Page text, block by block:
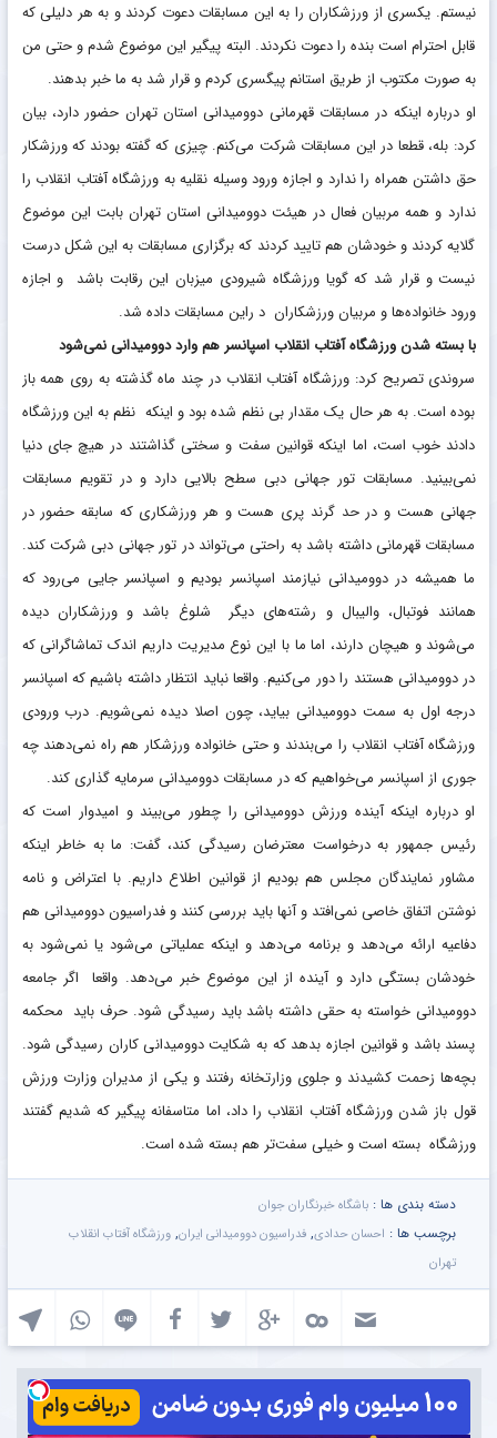
نیستم. یکسری از ورزشکاران را به این مسابقات دعوت کردند و به هر دلیلی که
قابل احترام است بنده را دعوت نکردند. البته پیگیر این موضوع شدم و حتی من
به صورت مکتوب از طریق استانم پیگسری کردم و قرار شد به ما خبر بدهند.
او درباره اینکه در مسابقات قهرمانی دوومیدانی استان تهران حضور دارد، بیان
کرد: بله، قطعا در این مسابقات شرکت می‌کنم. چیزی که گفته بودند که ورزشکار
حق داشتن همراه را ندارد و اجازه ورود وسیله نقلیه به ورزشگاه آفتاب انقلاب را
ندارد و همه مربیان فعال در هیئت دوومیدانی استان تهران بابت این موضوع
گلایه کردند و خودشان هم تایید کردند که برگزاری مسابقات به این شکل درست
نیست و قرار شد که گویا ورزشگاه شیرودی میزبان این رقابت باشد و اجازه
ورود خانواده‌ها و مربیان ورزشکاران د راین مسابقات داده شد.
با بسته شدن ورزشگاه آفتاب انقلاب اسپانسر هم وارد دوومیدانی نمی‌شود
سروندی تصریح کرد: ورزشگاه آفتاب انقلاب در چند ماه گذشته به روی همه باز
بوده است. به هر حال یک مقدار بی نظم شده بود و اینکه نظم به این ورزشگاه
دادند خوب است، اما اینکه قوانین سفت و سختی گذاشتند در هیچ جای دنیا
نمی‌بینید. مسابقات تور جهانی دبی سطح بالایی دارد و در تقویم مسابقات
جهانی هست و در حد گرند پری هست و هر ورزشکاری که سابقه حضور در
مسابقات قهرمانی داشته باشد به راحتی می‌تواند در تور جهانی دبی شرکت کند.
ما همیشه در دوومیدانی نیازمند اسپانسر بودیم و اسپانسر جایی می‌رود که
همانند فوتبال، والیبال و رشته‌های دیگر شلوغ باشد و ورزشکاران دیده
می‌شوند و هیچان دارند، اما ما با این نوع مدیریت داریم اندک تماشاگرانی که
در دوومیدانی هستند را دور می‌کنیم. واقعا نباید انتظار داشته باشیم که اسپانسر
درجه اول به سمت دوومیدانی بیاید، چون اصلا دیده نمی‌شویم. درب ورودی
ورزشگاه آفتاب انقلاب را می‌بندند و حتی خانواده ورزشکار هم راه نمی‌دهند چه
جوری از اسپانسر می‌خواهیم که در مسابقات دوومیدانی سرمایه گذاری کند.
او درباره اینکه آینده ورزش دوومیدانی را چطور می‌بیند و امیدوار است که
رئیس جمهور به درخواست معترضان رسیدگی کند، گفت: ما به خاطر اینکه
مشاور نمایندگان مجلس هم بودیم از قوانین اطلاع داریم. با اعتراض و نامه
نوشتن اتفاق خاصی نمی‌افتد و آنها باید بررسی کنند و فدراسیون دوومیدانی هم
دفاعیه ارائه می‌دهد و برنامه می‌دهد و اینکه عملیاتی می‌شود یا نمی‌شود به
خودشان بستگی دارد و آینده از این موضوع خبر می‌دهد. واقعا اگر جامعه
دوومیدانی خواسته به حقی داشته باشد باید رسیدگی شود. حرف باید محکمه
پسند باشد و قوانین اجازه بدهد که به شکایت دوومیدانی کاران رسیدگی شود.
بچه‌ها زحمت کشیدند و جلوی وزارتخانه رفتند و یکی از مدیران وزارت ورزش
قول باز شدن ورزشگاه آفتاب انقلاب را داد، اما متاسفانه پیگیر که شدیم گفتند
ورزشگاه بسته است و خیلی سفت‌تر هم بسته شده است.
دسته بندی ها : باشگاه خبرنگاران جوان
برچسب ها : احسان حدادی, فدراسیون دوومیدانی ایران, ورزشگاه آفتاب انقلاب
تهران